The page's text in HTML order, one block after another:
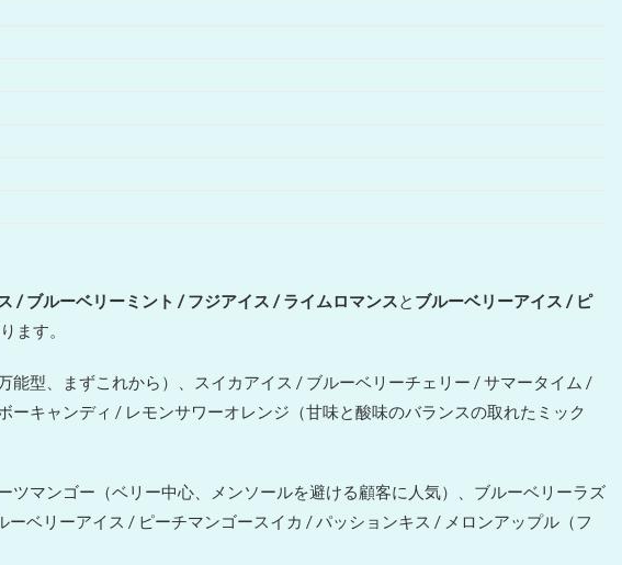
/ ブルーベリーミント / フジアイス / ライムロマンスと ブルーベリーアイス / ピ
ます。
型、まずこれから）、スイカアイス / ブルーベリーチェリー / サマータイム /
キャンディ / レモンサワーオレンジ（甘味と酸味のバランスの取れたミック
マンゴー（ベリー中心、メンソールを避ける顧客に人気）、ブルーベリーラズ
ベリーアイス / ピーチマンゴースイカ / パッションキス / メロンアップル（フ